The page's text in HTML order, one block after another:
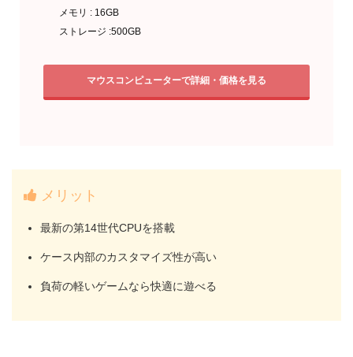
メモリ : 16GB
ストレージ :500GB
マウスコンピューターで詳細・価格を見る
メリット
最新の第14世代CPUを搭載
ケース内部のカスタマイズ性が高い
負荷の軽いゲームなら快適に遊べる